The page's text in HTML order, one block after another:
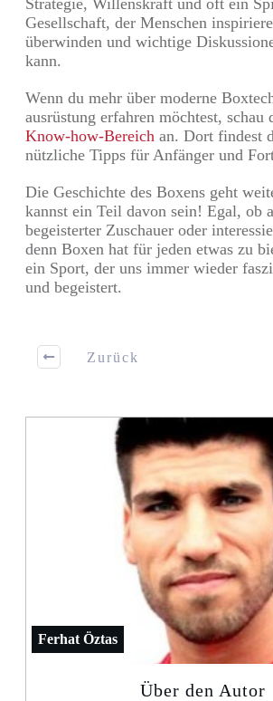
Strategie, Willenskraft und oft ein
Gesellschaft, der Menschen
überwinden und wichtige
kann.
Wenn du mehr über moderne
ausrüstung erfahren möchtest, schau
Know-how-Bereich an. Dort findest
nützliche Tipps für Anfänger und
Die Geschichte des Boxens geht
kannst ein Teil davon sein! Egal, ob
begeisterter Zuschauer oder
denn Boxen hat für jeden etwas zu
ein Sport, der uns immer wieder
und begeistert.
Zurück
Ferhat Öztas
Über den Autor